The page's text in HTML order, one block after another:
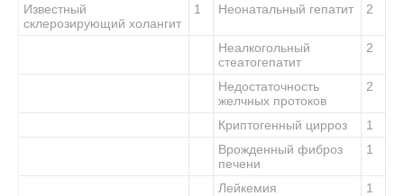
Известный
склерозирующий холангит
1 Неонатальный гепатит 2
Неалкогольный
стеатогепатит
2
Недостаточность
желчных протоков
2
Криптогенный цирроз
1
Врожденный фиброз
печени
1
Лейкемия
1